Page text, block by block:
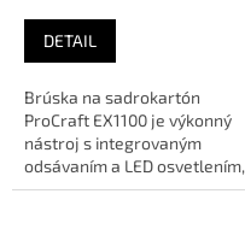
DETAIL
Brúska na sadrokartón
ProCraft EX1100 je výkonný
nástroj s integrovaným
odsávaním a LED osvetlením,
ideálny pre profesionálov aj